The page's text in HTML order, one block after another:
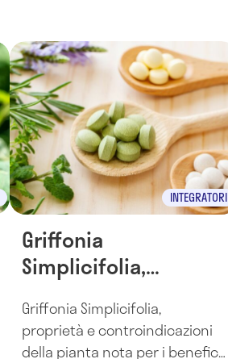
tirosina.
INTEGRATORI
Griffonia
Simplicifolia,
controindicazioni
Griffonia Simplicifolia,
proprietà e controindicazioni
della pianta nota per i benefici